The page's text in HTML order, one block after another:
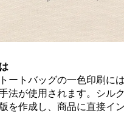
ートバッグの一色印刷に
法が使用されます。シル
を作成し、商品に直接イ